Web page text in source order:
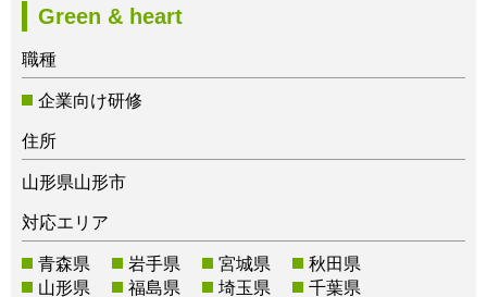
Green & heart
職種
企業向け研修
住所
山形県山形市
対応エリア
青森県 岩手県 宮城県
秋田県
山形県
福島県 埼玉県 千葉県